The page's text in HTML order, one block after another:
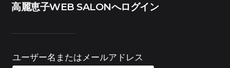
高麗恵子WEB SALONへログイン
ユーザー名またはメールアドレス